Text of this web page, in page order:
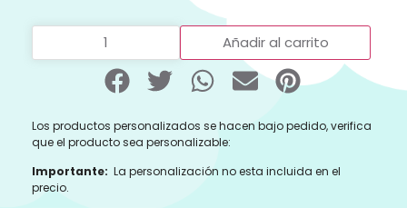
Añadir al carrito
Los productos personalizados se hacen bajo pedido, verifica
que el producto sea personalizable:
Importante: La personalización no esta incluida en el
precio.